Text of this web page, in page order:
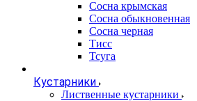
Сосна крымская
Сосна обыкновенная
Сосна черная
Тисс
Тсуга
Кустарники
Лиственные кустарники